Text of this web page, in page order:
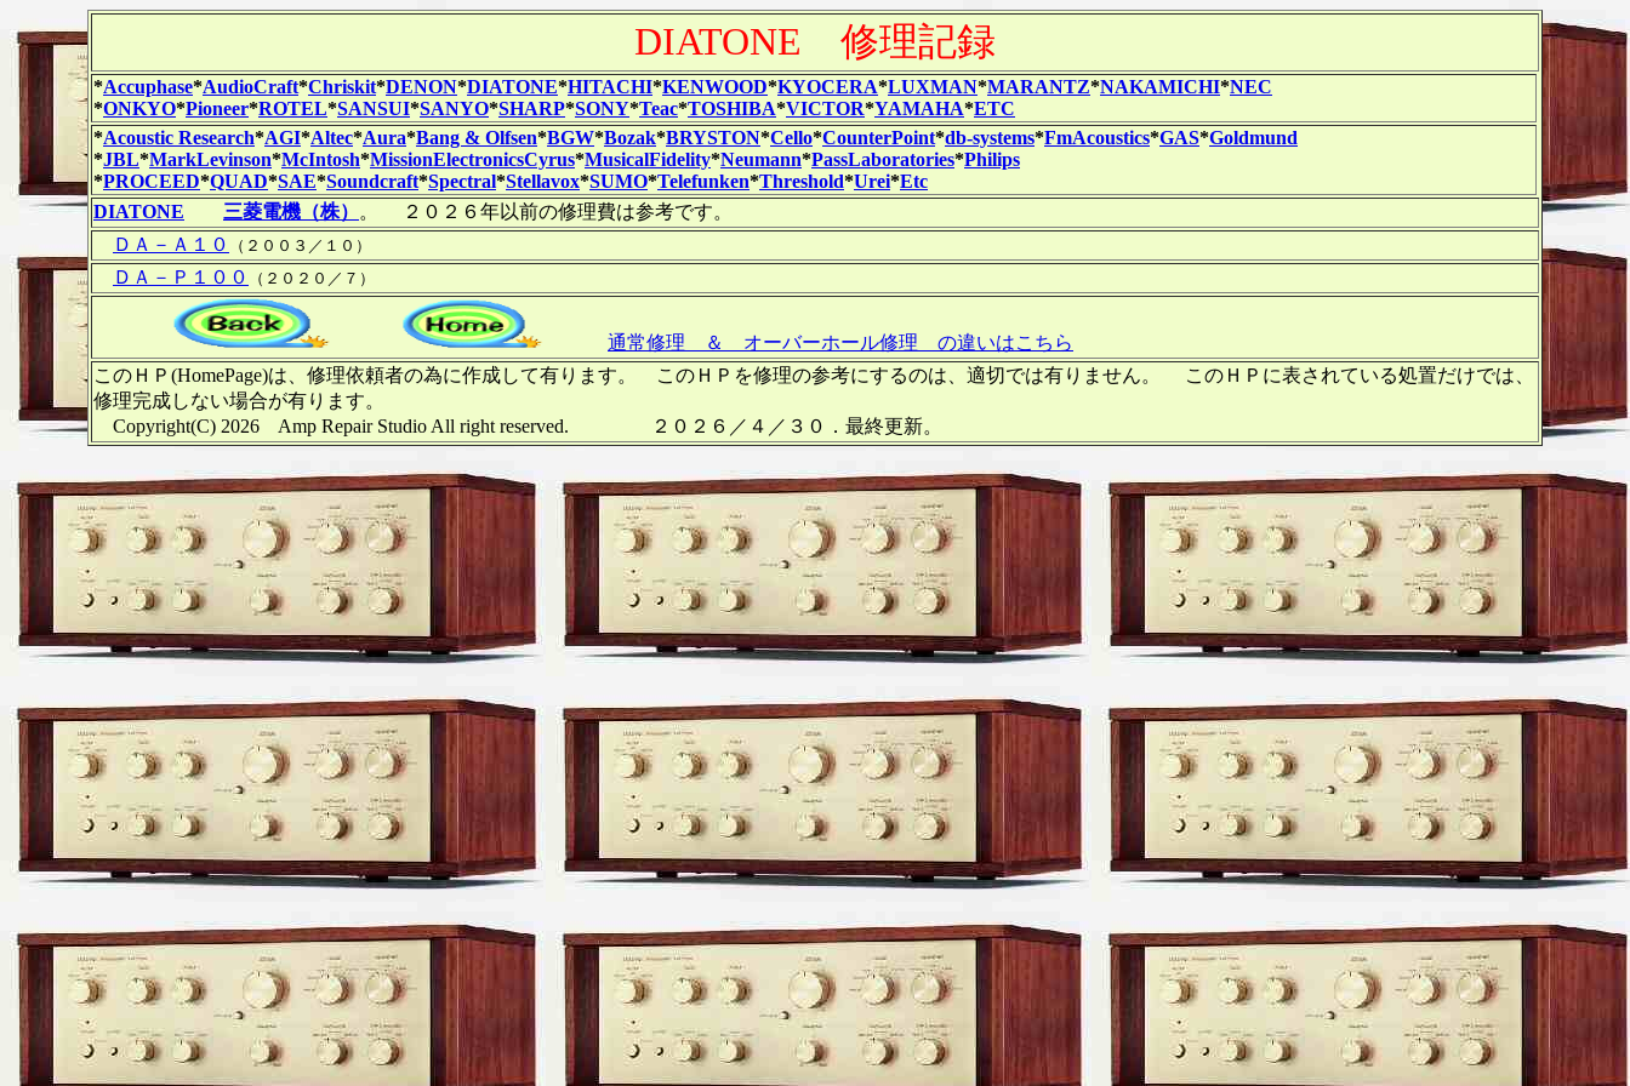
DIATONE 修理記録
*Accuphase*AudioCraft*Chriskit*DENON*DIATONE*HITACHI*KENWOOD*KYOCERA*LUXMAN*MARANTZ*NAKAMICHI*NEC
*ONKYO*Pioneer*ROTEL*SANSUI*SANYO*SHARP*SONY*Teac*TOSHIBA*VICTOR*YAMAHA*ETC
*Acoustic Research*AGI*Altec*Aura*Bang & Olfsen*BGW*Bozak*BRYSTON*Cello*CounterPoint*db-systems*FmAcoustics*GAS*Goldmund
*JBL*MarkLevinson*McIntosh*MissionElectronicsCyrus*MusicalFidelity*Neumann*PassLaboratories*Philips
*PROCEED*QUAD*SAE*Soundcraft*Spectral*Stellavox*SUMO*Telefunken*Threshold*Urei*Etc
DIATONE
三菱電機（株）
。 ２０２６年以前の修理費は参考です。
ＤＡ－Ａ１０
（２００３／１０）
ＤＡ－Ｐ１００ （２０２０／７）
通常修理 ＆ オーバーホール修理 の違いはこちら
このＨＰ(HomePage)は、修理依頼者の為に作成して有ります。 このＨＰを修理の参考にするのは、適切では有りません。 このＨＰに表されている処置だけでは、
修理完成しない場合が有ります。
Copyright(C) 2026 Amp Repair Studio All right reserved. ２０２６／４／３０．最終更新。